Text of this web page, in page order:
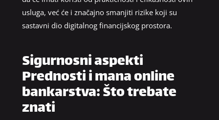
usluga, već će i značajno smanjiti rizike koji su
sastavni dio digitalnog financijskog prostora.
Sigurnosni aspekti
Prednosti i mana online
bankarstva: Što trebate
znati